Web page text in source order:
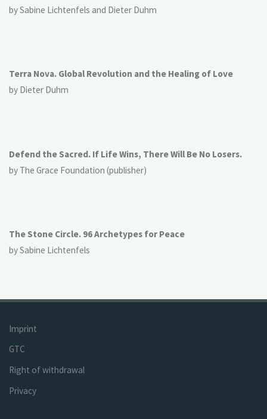
by Sabine Lichtenfels and Dieter Duhm
Terra Nova. Global Revolution and the Healing of Love
by Dieter Duhm
Defend the Sacred. If Life Wins, There Will Be No Losers.
by The Grace Foundation (publisher)
The Stone Circle. 96 Archetypes for Peace
by Sabine Lichtenfels
Imprint
GTC
Right of withdrawal
Privacy